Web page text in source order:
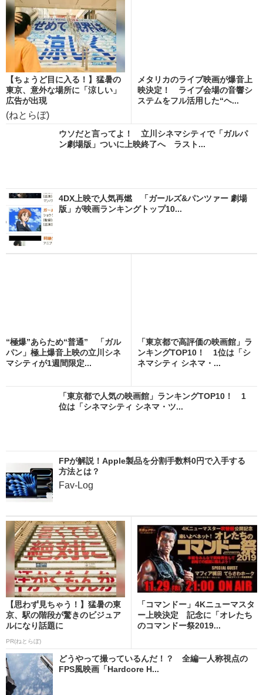
【ちょうど目に入る！】猛暑の
東京、意外な場所に「涼しい」
広告が出現
(ねとらぼ)
メタリカのライブ映画が爆音上
映決定！ ライブ会場の音響シ
ステムをフル活用した“ヘ...
ウソだと言ってよ！ 立川シネマシティで「ガルパ
ン劇場版」ついに上映終了へ ラスト...
4DX上映で人気再燃 「ガールズ&パンツァー 劇場
版」が映画ランキングトップ10...
“極爆”あらため“普通” 「ガル
パン」極上爆音上映の立川シネ
マシティが1週間限定...
「東京都で高評価の映画館」ラ
ンキングTOP10！ 1位は「シ
ネマシティ シネマ・...
「東京都で人気の映画館」ランキングTOP10！ 1
位は「シネマシティ シネマ・ツ...
FPが解説！Apple製品を分割手数料0円で入手する
方法とは？
Fav-Log
【思わず見ちゃう！】猛暑の東
京、駅の階段が驚きのビジュア
ルになり話題に
PR(ねとらぼ)
「コマンドー」4Kニューマスタ
ー上映決定 記念に「オレたち
のコマンドー祭2019...
どうやって撮っているんだ！？ 全編一人称視点の
FPS風映画「Hardcore H...